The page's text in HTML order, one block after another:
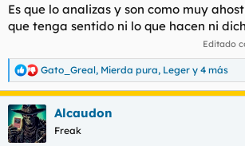
Es que lo analizas y son como muy
que tenga sentido ni lo que hacen ni
Editado
R
e
a
c
c
i
Gato_Greal, Mierda pura, Leger y 4 más
Alcaudon
Freak